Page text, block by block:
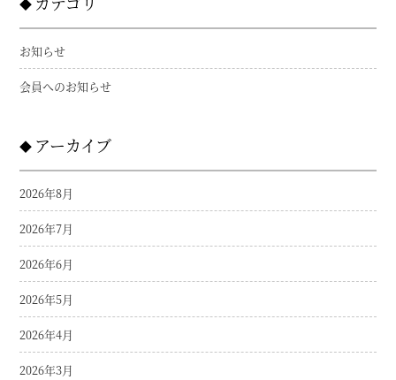
お知らせ
会員へのお知らせ
アーカイブ
2026年8月
2026年7月
2026年6月
2026年5月
2026年4月
2026年3月